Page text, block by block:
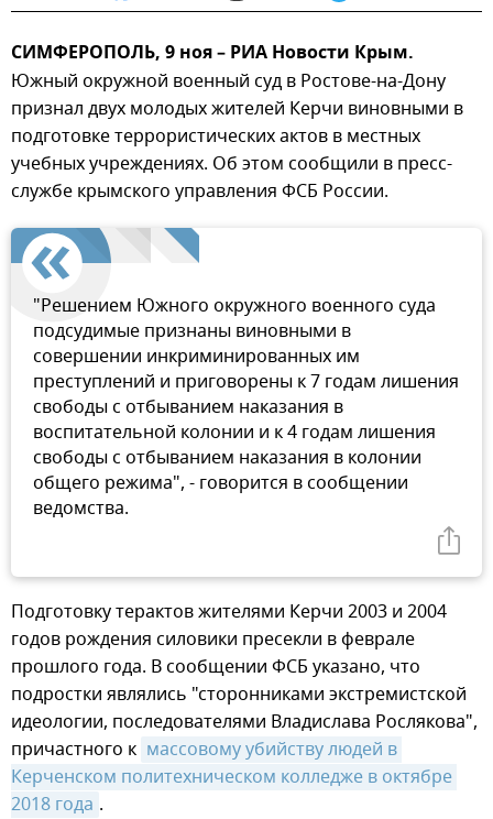
СИМФЕРОПОЛЬ, 9 ноя – РИА Новости Крым.
Южный окружной военный суд в Ростове-на-Дону
признал двух молодых жителей Керчи виновными в
подготовке террористических актов в местных
учебных учреждениях. Об этом сообщили в пресс-
службе крымского управления ФСБ России.
"Решением Южного окружного военного суда
подсудимые признаны виновными в
совершении инкриминированных им
преступлений и приговорены к 7 годам лишения
свободы с отбыванием наказания в
воспитательной колонии и к 4 годам лишения
свободы с отбыванием наказания в колонии
общего режима", - говорится в сообщении
ведомства.
Подготовку терактов жителями Керчи 2003 и 2004
годов рождения силовики пресекли в феврале
прошлого года. В сообщении ФСБ указано, что
подростки являлись "сторонниками экстремистской
идеологии, последователями Владислава Рослякова",
причастного к массовому убийству людей в
Керченском политехническом колледже в октябре
2018 года .